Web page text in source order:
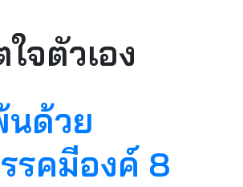
ใจตัวเอง
ด้วย
รคมีองค์ 8